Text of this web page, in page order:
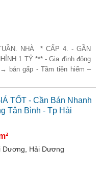
NHÀ * CẤP 4. - GẦN
1 TỶ *** - Gia đình đông
bán gấp - Tầm tiền hiếm –
TỐT - Cần Bán Nhanh
Tân Bình - Tp Hải
Dương, Hải Dương